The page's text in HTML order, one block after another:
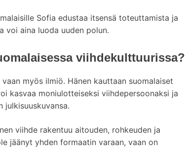
Sofia edustaa itsensä toteuttamista ja
voi aina luoda uuden polun.
viihdekulttuurissa?
myös ilmiö. Hänen kauttaan suomalaiset
kasvaa moniulotteiseksi viihdepersoonaksi ja
julkisuuskuvansa.
viihde rakentuu aitouden, rohkeuden ja
jäänyt yhden formaatin varaan, vaan on